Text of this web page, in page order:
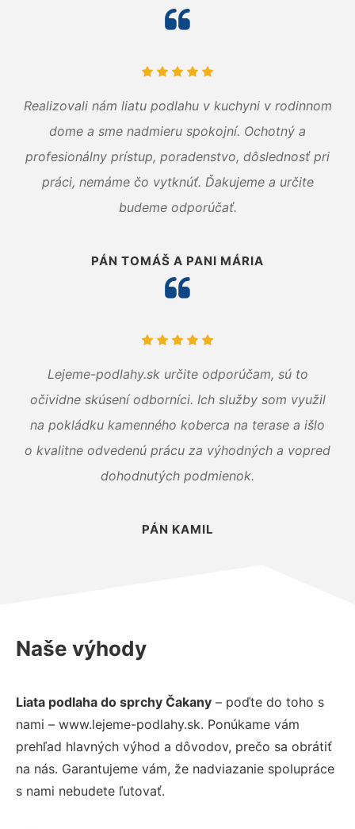
Realizovali nám liatu podlahu v kuchyni v rodinnom
dome a sme nadmieru spokojní. Ochotný a
profesionálny prístup, poradenstvo, dôslednosť pri
práci, nemáme čo vytknúť. Ďakujeme a určite
budeme odporúčať.
PÁN TOMÁŠ A PANI MÁRIA
Lejeme-podlahy.sk určite odporúčam, sú to
očividne skúsení odborníci. Ich služby som využil
na pokládku kamenného koberca na terase a išlo
o kvalitne odvedenú prácu za výhodných a vopred
dohodnutých podmienok.
PÁN KAMIL
Naše výhody
Liata podlaha do sprchy Čakany – poďte do toho s
nami – www.lejeme-podlahy.sk. Ponúkame vám
prehľad hlavných výhod a dôvodov, prečo sa obrátiť
na nás. Garantujeme vám, že nadviazanie spolupráce
s nami nebudete ľutovať.